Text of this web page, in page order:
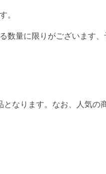
。
数量に限りがございます、
なります。なお、人気の